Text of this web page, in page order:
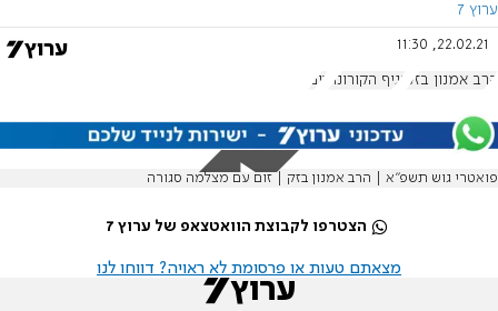
ערוץ 7
22.02.21, 11:30
הרב אמנון בזק נגיף הקורונה זום
פואטרי גוש תשפ"א | הרב אמנון בזק | זום עם מצלמה סגורה
הצטרפו לקבוצת הוואטצאפ של ערוץ 7
מצאתם טעות או פרסומת לא ראויה? דווחו לנו